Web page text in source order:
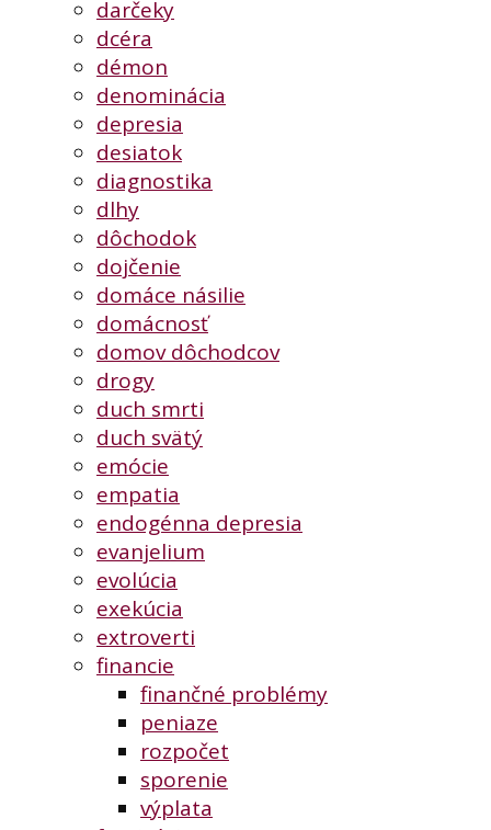
darčeky
dcéra
démon
denominácia
depresia
desiatok
diagnostika
dlhy
dôchodok
dojčenie
domáce násilie
domácnosť
domov dôchodcov
drogy
duch smrti
duch svätý
emócie
empatia
endogénna depresia
evanjelium
evolúcia
exekúcia
extroverti
financie
finančné problémy
peniaze
rozpočet
sporenie
výplata